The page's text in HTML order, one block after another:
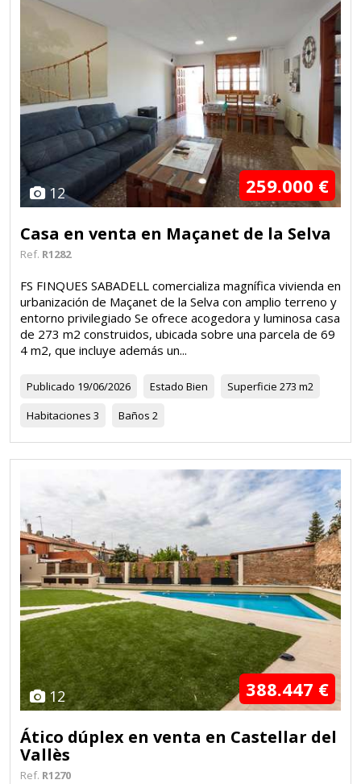
12 259.000 €
Casa en venta en Maçanet de la Selva
Ref. R1282
FS FINQUES SABADELL comercializa magnífica vivienda en
urbanización de Maçanet de la Selva con amplio terreno y
entorno privilegiado Se ofrece acogedora y luminosa casa
de 273 m2 construidos, ubicada sobre una parcela de 69
4 m2, que incluye además un...
Publicado 19/06/2026 Estado Bien Superficie 273 m2
Habitaciones 3 Baños 2
12 388.447 €
Ático dúplex en venta en Castellar del
Vallès
Ref. R1270